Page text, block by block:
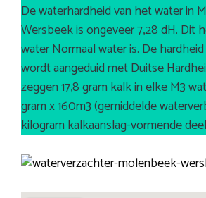
De waterhardheid van het water in
Wersbeek is ongeveer 7,28 dH. Dit
water Normaal water is. De
wordt aangeduid met Duitse
zeggen 17,8 gram kalk in elke M3
gram x 160m3 (gemiddelde
kilogram kalkaanslag-vormende